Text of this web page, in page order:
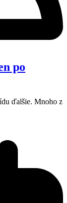
po
ďalšie. Mnoho z